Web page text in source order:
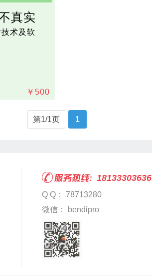
真实
术及软
￥ 500
第1/1页 1
18133303636
Q Q： 78713280
微信： bendipro